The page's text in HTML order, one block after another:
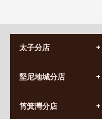
太子分店
營業時間:
九龍太子太子道西141號
堅尼地城分店
營業時間:
筲箕灣分店